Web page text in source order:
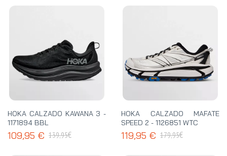
HOKA CALZADO KAWANA 3 -
1171894 BBL
109,95 € 139,95€
HOKA CALZADO MAFATE
SPEED 2 - 1126851 WTC
119,95 € 179,95€